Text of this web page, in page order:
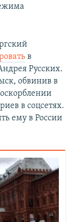
в
Русских.
обвинив в
в соцсетях.
ему в России